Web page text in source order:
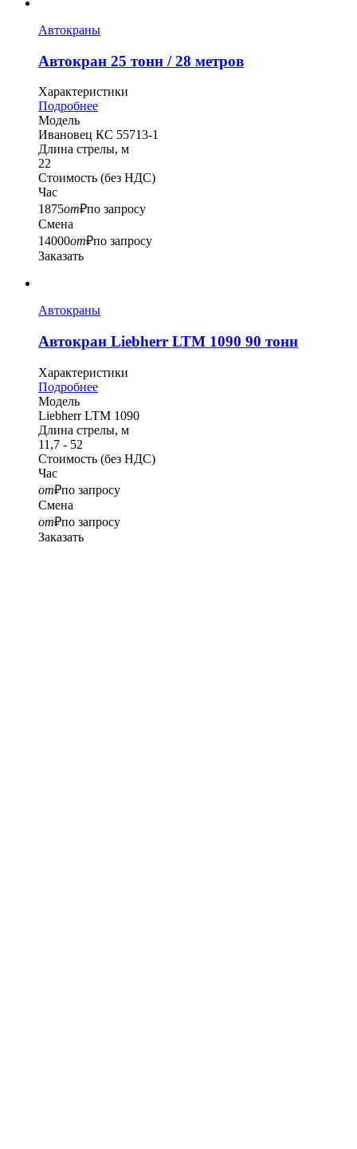
Автокраны
Автокран 25 тонн / 28 метров
Характеристики
Подробнее
Модель
Ивановец КC 55713-1
Длина стрелы, м
22
Стоимость (без НДС)
Час
1875от₽по запросу
Смена
14000от₽по запросу
Заказать
Автокраны
Автокран Liebherr LTM 1090 90 тонн
Характеристики
Подробнее
Модель
Liebherr LTM 1090
Длина стрелы, м
11,7 - 52
Стоимость (без НДС)
Час
от₽по запросу
Смена
от₽по запросу
Заказать